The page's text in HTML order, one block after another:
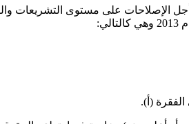
الإصلاحات على مستوى التشريعات
الفقرة (أ).